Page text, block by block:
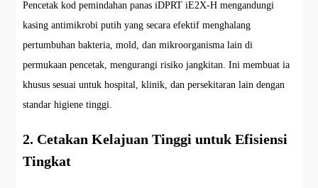
Pencetak kod pemindahan panas iDPRT iE2X-H mengandungi
kasing antimikrobi putih yang secara efektif menghalang
pertumbuhan bakteria, mold, dan mikroorganisma lain di
permukaan pencetak, mengurangi risiko jangkitan. Ini membuat ia
khusus sesuai untuk hospital, klinik, dan persekitaran lain dengan
standar higiene tinggi.
2. Cetakan Kelajuan Tinggi untuk Efisiensi
Tingkat